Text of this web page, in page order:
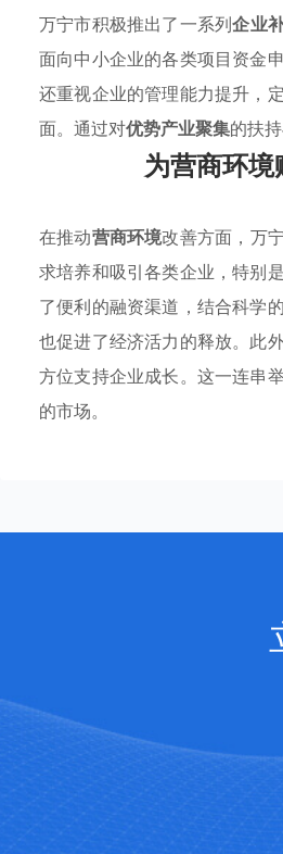
万宁市积极推出了一系列企业
面向中小企业的各类项目资金
还重视企业的管理能力提升，
面。通过对优势产业聚集的扶
为营商环
在推动营商环境改善方面，万
求培养和吸引各类企业，特别
了便利的融资渠道，结合科学
也促进了经济活力的释放。此
方位支持企业成长。这一连串
的市场。